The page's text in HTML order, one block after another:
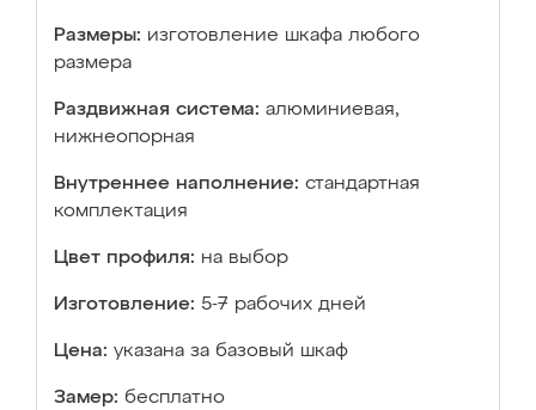
Размеры: изготовление шкафа любого
размера
Раздвижная система: алюминиевая,
нижнеопорная
Внутреннее наполнение: стандартная
комплектация
Цвет профиля: на выбор
Изготовление: 5-7 рабочих дней
Цена: указана за базовый шкаф
Замер: бесплатно